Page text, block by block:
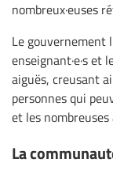
nombreux·euses
Le gouvernement
enseignant·e·s et
aiguës, creusant
personnes qui
et les
La